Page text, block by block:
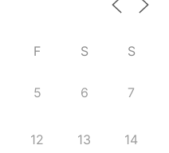
F S S
5 6 7
12 13 14